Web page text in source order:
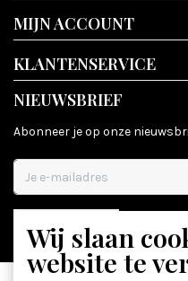
MIJN ACCOUNT
KLANTENSERVICE
NIEUWSBRIEF
Abonneer je op onze
ABONNEER
Wij slaan
website te